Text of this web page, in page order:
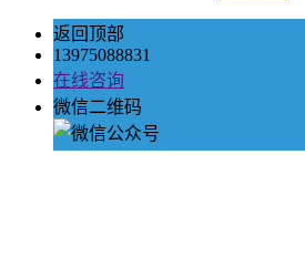
返回顶部
13975088831
在线咨询
微信二维码